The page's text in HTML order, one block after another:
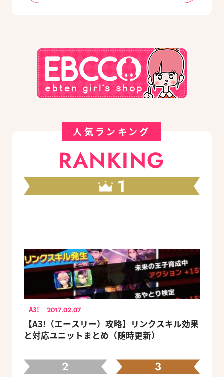
人気ランキング
RANKING
1
A3! 2017.02.07
【A3!（エースリー）攻略】リンクスキル効果
と対応ユニットまとめ（随時更新）
2 3